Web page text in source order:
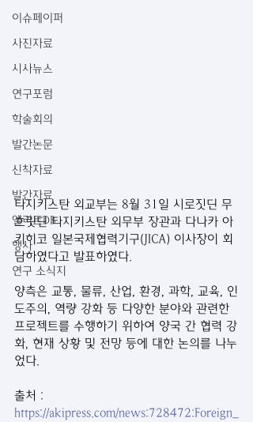
이슈페이퍼
사진자료
시사뉴스
연구포럼
학술회의
발간논문
신착자료
발간자료
엘리트DB
행사
연구 소식지
타지키스탄 외교부는 8월 31일 시로짓딘 무
흐릿딘 타지키스탄 외무부 장관과 다나카 아
키히코 일본국제협력기구(JICA) 이사장이 회
담하였다고 발표하였다.
양측은 교통, 물류, 산업, 환경, 과학, 교육, 인
도주의, 역량 강화 등 다양한 분야와 관련한
프로젝트를 수행하기 위하여 양국 간 협력 강
화, 현재 상황 및 전망 등에 대한 논의를 나누
었다.
출처 :
https://akipress.com/news:728472:Foreign_